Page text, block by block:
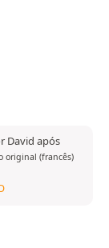
David após
original (francês)